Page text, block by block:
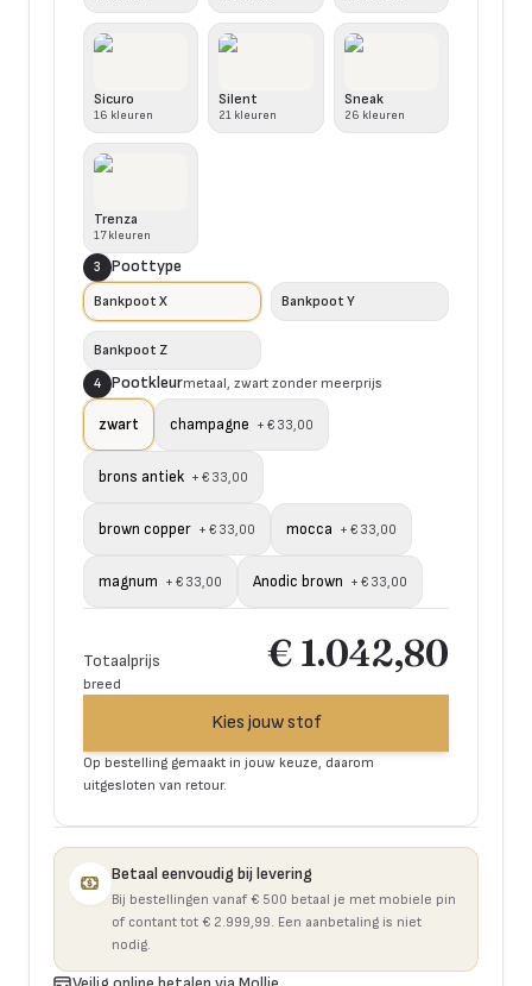
Sicuro
16 kleuren
Silent
21 kleuren
Sneak
26 kleuren
Trenza
17 kleuren
3 Poottype
Bankpoot X Bankpoot Y
Bankpoot Z
4 Pootkleurmetaal, zwart zonder meerprijs
zwart champagne + € 33,00
brons antiek + € 33,00
brown copper + € 33,00 mocca + € 33,00
magnum + € 33,00 Anodic brown + € 33,00
Totaalprijs € 1.042,80
breed
Kies jouw stof
Op bestelling gemaakt in jouw keuze, daarom
uitgesloten van retour.
Betaal eenvoudig bij levering
Bij bestellingen vanaf € 500 betaal je met mobiele pin
of contant tot € 2.999,99. Een aanbetaling is niet
nodig.